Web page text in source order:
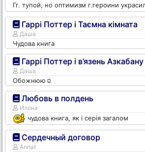
Гг. тупой, но оптимизм г.героини
Гаррі Поттер і Таємна кімната
Даша
Чудова книга
Гаррі Поттер і в’язень Азкабану
Даша
Обожнюю☺️
Любовь в полдень
Илона
чудова книга, як і серія загалом
Сердечный договор
Annat